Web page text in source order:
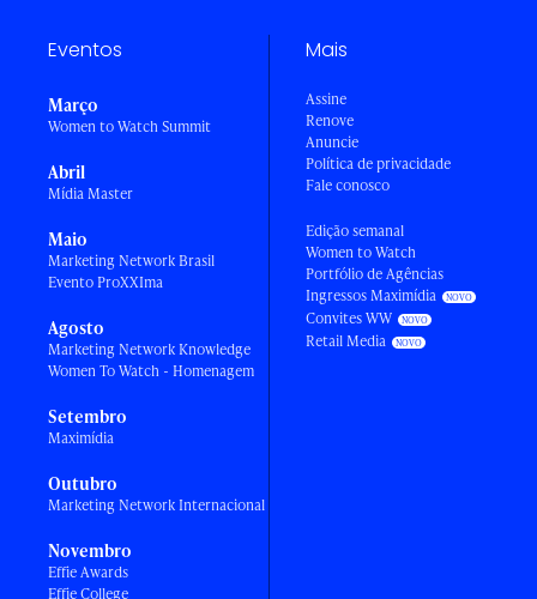
Eventos
Março
Women to Watch Summit
Abril
Mídia Master
Maio
Marketing Network Brasil
Evento ProXXIma
Agosto
Marketing Network Knowledge
Women To Watch - Homenagem
Setembro
Maximídia
Outubro
Marketing Network Internacional
Novembro
Effie Awards
Effie College
Mais
Assine
Renove
Anuncie
Política de privacidade
Fale conosco
Edição semanal
Women to Watch
Portfólio de Agências
Ingressos Maximídia
Convites WW
Retail Media